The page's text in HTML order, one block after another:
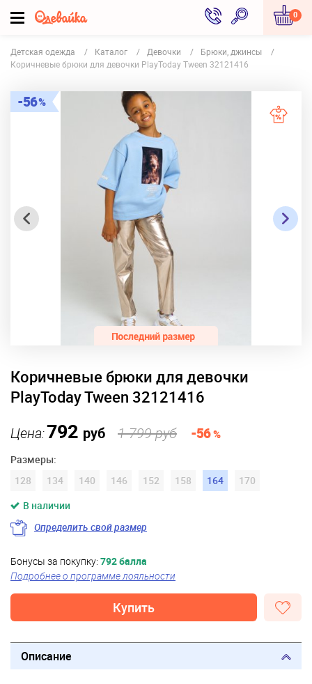
0
Детская одежда Каталог Девочки
Брюки, джинсы
Коричневые брюки для девочки PlayToday Tween 32121416
56
Коричневые брюки для девочки
PlayToday Tween 32121416
Цена:792 руб 1 799 руб -56%
Размеры:
128
134 140 146 152 158 164
170
В наличии
Определить свой размер
Бонусы за покупку: 792 балла
Подробнее о программе лояльности
Купить
Описание